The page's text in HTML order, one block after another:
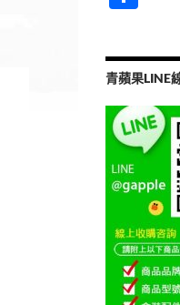
青蘋果LINE